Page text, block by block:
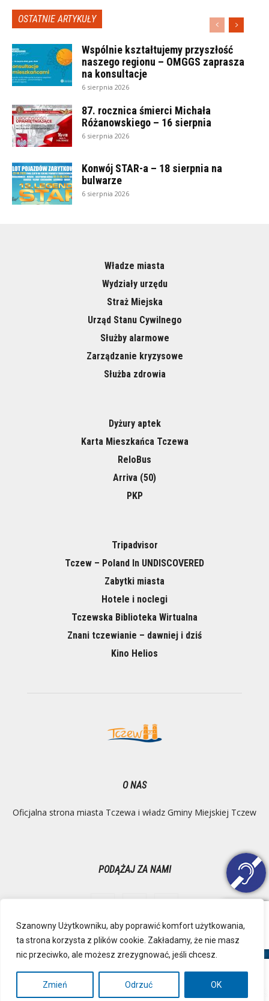
Szanowny Użytkowniku, aby poprawić komfort użytkowania,
ta strona korzysta z plików cookie. Zakładamy, że nie masz
nic przeciwko, ale możesz zrezygnować, jeśli chcesz.
Zmień Odrzuć OK
OSTATNIE ARTYKUŁY
Wspólnie kształtujemy przyszłość
naszego regionu – OMGGS zaprasza
na konsultacje
6 sierpnia 2026
87. rocznica śmierci Michała
Różanowskiego – 16 sierpnia
6 sierpnia 2026
Konwój STAR-a – 18 sierpnia na
bulwarze
6 sierpnia 2026
Władze miasta
Wydziały urzędu
Straż Miejska
Urząd Stanu Cywilnego
Służby alarmowe
Zarządzanie kryzysowe
Służba zdrowia
Dyżury aptek
Karta Mieszkańca Tczewa
ReloBus
Arriva (50)
PKP
Tripadvisor
Tczew – Poland In UNDISCOVERED
Zabytki miasta
Hotele i noclegi
Tczewska Biblioteka Wirtualna
Znani tczewianie – dawniej i dziś
Kino Helios
O NAS
Oficjalna strona miasta Tczewa i władz Gminy Miejskiej Tczew
PODĄŻAJ ZA NAMI
Ochrona danych osobowych
Inspektor Danych Osobowych
Polityka Prywatności
Deklaracja dostępności
RSS
Kontakt
© Urząd Miejski, Plac Marszałka Józefa Piłsudskiego 1